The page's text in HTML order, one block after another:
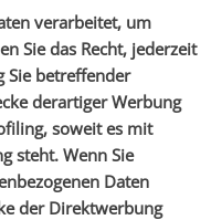
verarbeitet, um
Sie das Recht, jederzeit
Sie betreffender
derartiger Werbung
soweit es mit
steht. Wenn Sie
Daten
der Direktwerbung